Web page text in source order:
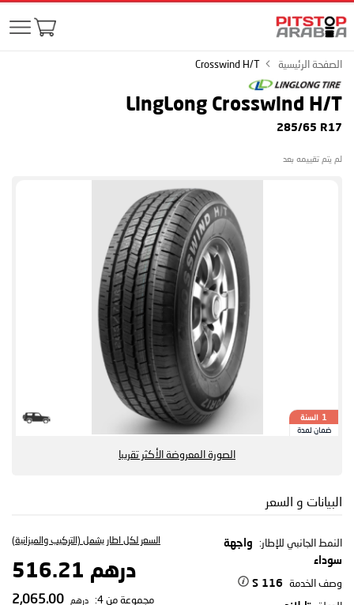
الصفحة الرئيسية Crosswind H/T
LingLong Crosswind H/T
285/65 R17
لم يتم تقييمه بعد
1 السنة
ضمان لمدة
الصورة المعروضة الأكثر تقريبا
البيانات و السعر
النمط الجانبي للإطار:
واجهة
سوداء
وصف الخدمة 116 S
السعر لكل اطار يشمل (التركيب والميزانية)
درهم 516.21
مجموعة من 4: درهم